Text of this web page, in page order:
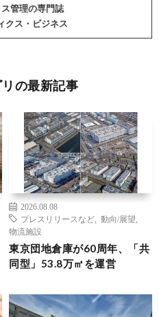
管理の専門誌
クス・ビジネス
の最新記事
2026.08.08
プレスリリースなど
動向/展望
物流施設
東京団地倉庫が60周年、「共
同型」53.8万㎡を運営